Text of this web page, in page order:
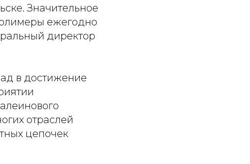
Значительное
ежегодно
директор
в достижение
отраслей
цепочек